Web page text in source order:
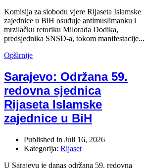
Komisija za slobodu vjere Rijaseta Islamske
zajednice u BiH osuđuje antimuslimanku i
mrzilačku retoriku Milorada Dodika,
predsjednika SNSD-a, tokom manifestacije...
Opširnije
Sarajevo: Održana 59.
redovna sjednica
Rijaseta Islamske
zajednice u BiH
Published in Juli 16, 2026
Kategorija: Rijaset
U Sarajevu je danas održana 59. redovna